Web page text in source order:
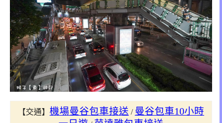
【交通】 機場曼谷包車接送 / 曼谷包車10小時